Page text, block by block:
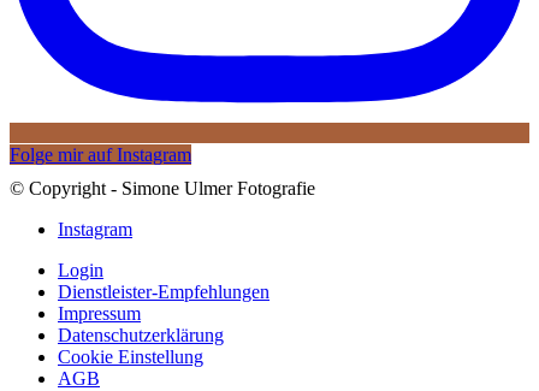
Folge mir auf Instagram
© Copyright - Simone Ulmer Fotografie
Instagram
Login
Dienstleister-Empfehlungen
Impressum
Datenschutzerklärung
Cookie Einstellung
AGB